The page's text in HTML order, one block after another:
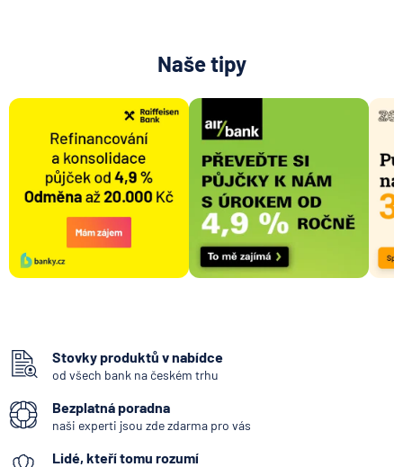
Naše tipy
Stovky produktů v nabídce
od všech bank na českém trhu
Bezplatná poradna
naši experti jsou zde zdarma pro vás
Lidé, kteří tomu rozumí